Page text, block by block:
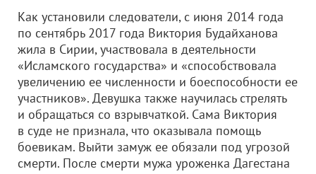
Как установили следователи, с июня 2014 года
по сентябрь 2017 года Виктория Будайханова
жила в Сирии, участвовала в деятельности
«Исламского государства» и «способствовала
увеличению ее численности и боеспособности ее
участников». Девушка также научилась стрелять
и обращаться со взрывчаткой. Сама Виктория
в суде не признала, что оказывала помощь
боевикам. Выйти замуж ее обязали под угрозой
смерти. После смерти мужа уроженка Дагестана